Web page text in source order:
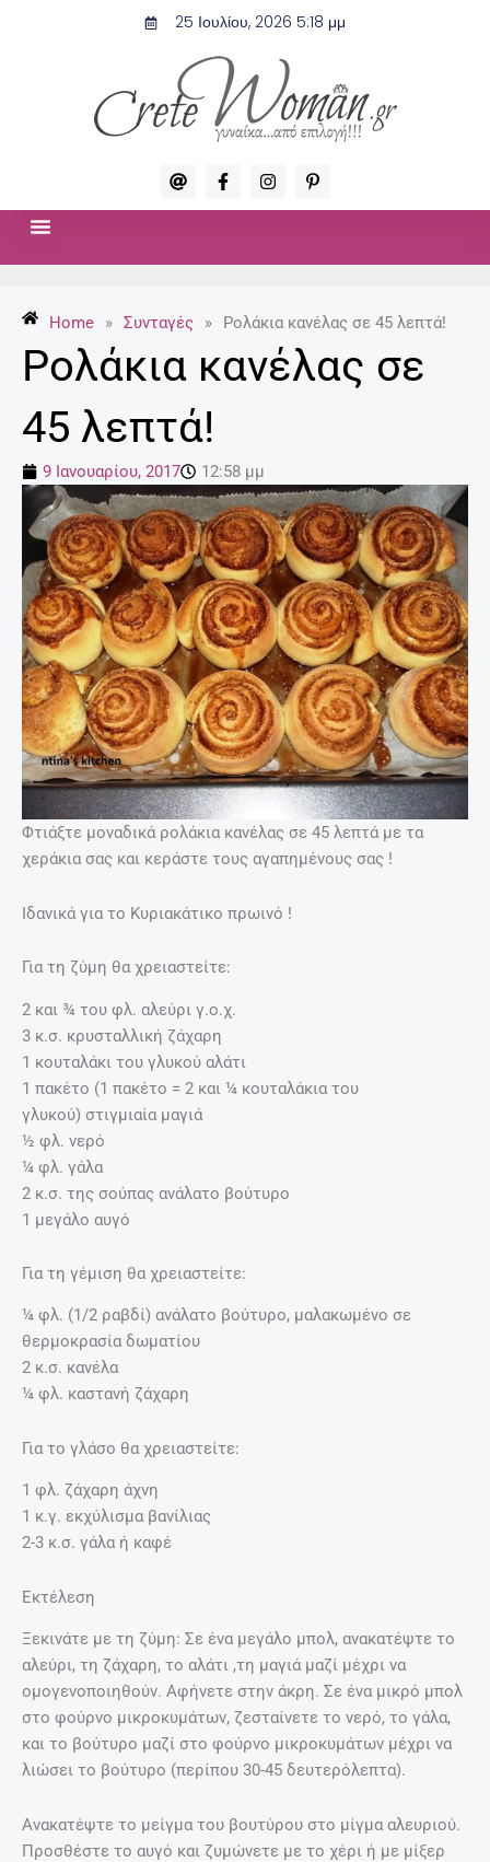
25 Ιουλίου, 2026 5:18 μμ
A
t
F
a
c
-
f
I
n
s
P
i
n
-
Home » Συνταγές » Ρολάκια κανέλας σε 45 λεπτά!
Ρολάκια κανέλας σε
45 λεπτά!
9 Ιανουαρίου, 2017 12:58 μμ
Φτιάξτε μοναδικά ρολάκια κανέλας σε 45 λεπτά με τα
χεράκια σας και κεράστε τους αγαπημένους σας !
Ιδανικά για το Κυριακάτικο πρωινό !
Για τη ζύμη θα χρειαστείτε:
2 και ¾ του φλ. ‏αλεύρι γ.ο.χ.
3 κ.σ. ‏κρυσταλλική ζάχαρη
1 κουταλάκι του γλυκού ‏αλάτι
1 πακέτο (1 πακέτο = 2 και ¼ κουταλάκια του
γλυκού) ‏στιγμιαία μαγιά
½ φλ. ‏νερό
¼ φλ. ‏γάλα
2 κ.σ. της σούπας ‏ανάλατο βούτυρο
1 μεγάλο ‏αυγό
Για τη γέμιση θα χρειαστείτε:
¼ φλ. (1/2 ραβδί) ‏ανάλατο βούτυρο, μαλακωμένο σε
θερμοκρασία δωματίου
2 κ.σ. ‏κανέλα
¼ φλ. ‏καστανή ζάχαρη
Για το γλάσο θα χρειαστείτε:
1 φλ. ‏ζάχαρη άχνη
1 κ.γ. ‏εκχύλισμα βανίλιας
2-3 κ.σ. ‏γάλα ή καφέ
Εκτέλεση
Ξεκινάτε με τη ζύμη: Σε ένα μεγάλο μπολ, ανακατέψτε το
αλεύρι, τη ζάχαρη, το αλάτι ,τη μαγιά μαζί μέχρι να
ομογενοποιηθούν. Αφήνετε στην άκρη. Σε ένα μικρό μπολ
στο φούρνο μικροκυμάτων, ζεσταίνετε το νερό, το γάλα,
και το βούτυρο μαζί στο φούρνο μικροκυμάτων μέχρι να
λιώσει το βούτυρο (περίπου 30-45 δευτερόλεπτα).
Ανακατέψτε το μείγμα του βουτύρου στο μίγμα αλευριού.
Προσθέστε το αυγό και ζυμώνετε με το χέρι ή με μίξερ